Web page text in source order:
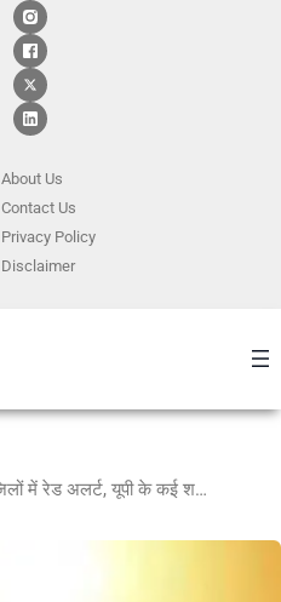
About Us
ContactUs
Privacy Policy
Disclaimer
भीषण गर्मी का कहर:अलीगढ़ समेत 11 जिलों में रेड अलर्ट, यूपी के कई शहरों में पारा 48 डिग्री के पार